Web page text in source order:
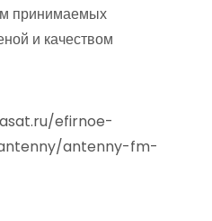
принимаемых
и качеством
efirnoe-
antenny-fm-